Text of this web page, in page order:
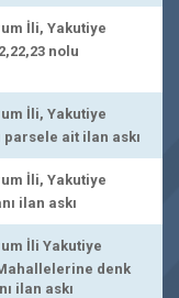
İli, Yakutiye
nolu
İli, Yakutiye
ait ilan askı
İli, Yakutiye
ilan askı
İli Yakutiye
denk
ilan askı